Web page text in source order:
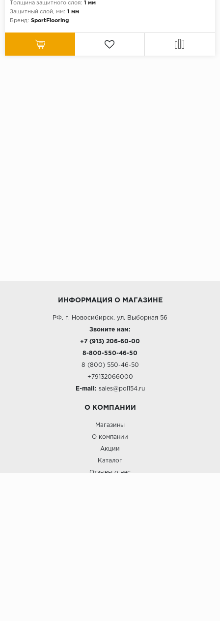
Толщина защитного слоя: 1 мм
Защитный слой, мм: 1 мм
Бренд: SportFlooring
ИНФОРМАЦИЯ О МАГАЗИНЕ
РФ, г. Новосибирск, ул. Выборная 56
Звоните нам:
+7 (913) 206-60-00
8-800-550-46-50
8 (800) 550-46-50
+79132066000
E-mail: sales@pol154.ru
О КОМПАНИИ
Магазины
О компании
Акции
Каталог
Отзывы о нас